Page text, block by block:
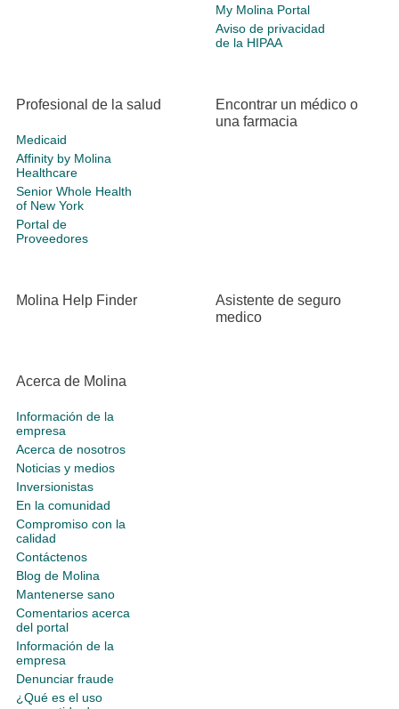
My Molina Portal
Aviso de privacidad
de la HIPAA
Profesional de la salud
Medicaid
Affinity by Molina
Healthcare
Senior Whole Health
of New York
Portal de
Proveedores
Encontrar un médico o
una farmacia
Molina Help Finder
Asistente de seguro
medico
Acerca de Molina
Información de la
empresa
Acerca de nosotros
Noticias y medios
Inversionistas
En la comunidad
Compromiso con la
calidad
Contáctenos
Blog de Molina
Mantenerse sano
Comentarios acerca
del portal
Información de la
empresa
Denunciar fraude
¿Qué es el uso